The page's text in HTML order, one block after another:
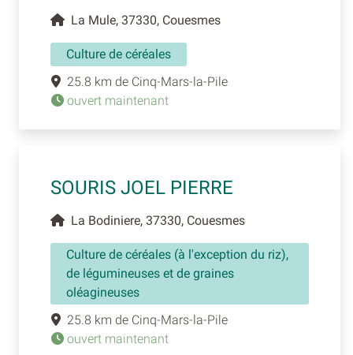
La Mule, 37330, Couesmes
Culture de céréales
25.8 km de Cinq-Mars-la-Pile
ouvert maintenant
SOURIS JOEL PIERRE
La Bodiniere, 37330, Couesmes
Culture de céréales (à l'exception du riz),
de légumineuses et de graines
oléagineuses
25.8 km de Cinq-Mars-la-Pile
ouvert maintenant